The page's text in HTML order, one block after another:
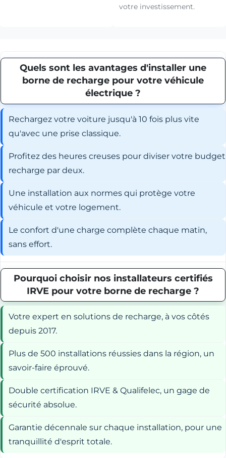
votre investissement.
Quels sont les avantages d'installer une
borne de recharge pour votre véhicule
électrique ?
Rechargez votre voiture jusqu'à 10 fois plus vite
qu'avec une prise classique.
Profitez des heures creuses pour diviser votre budget
recharge par deux.
Une installation aux normes qui protège votre
véhicule et votre logement.
Le confort d'une charge complète chaque matin,
sans effort.
Pourquoi choisir nos installateurs certifiés
IRVE pour votre borne de recharge ?
Votre expert en solutions de recharge, à vos côtés
depuis 2017.
Plus de 500 installations réussies dans la région, un
savoir-faire éprouvé.
Double certification IRVE & Qualifelec, un gage de
sécurité absolue.
Garantie décennale sur chaque installation, pour une
tranquillité d'esprit totale.